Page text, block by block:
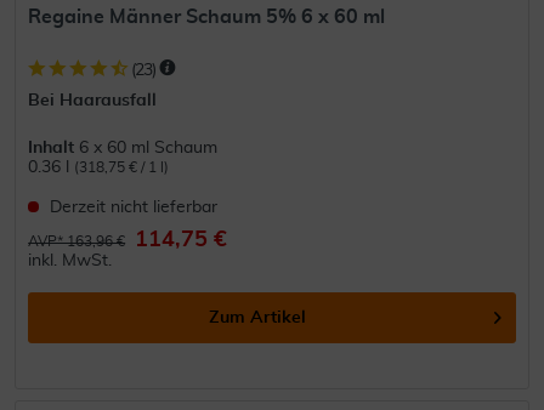
Regaine Männer Schaum 5% 6 x 60 ml
(23)
Bei Haarausfall
Inhalt 6 x 60 ml Schaum
0.36 l
(318,75 € / 1 l)
Derzeit nicht lieferbar
AVP* 163,96 € 114,75 €
inkl. MwSt.
Zum Artikel